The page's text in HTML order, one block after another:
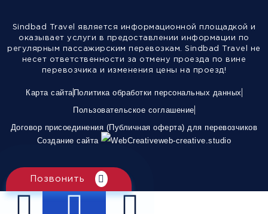
Sindbad Travel является информационной площадкой и
оказывает услуги в предоставлении информации по
регулярным пассажирским перевозкам. Sindbad Travel не
несет ответственности за отмену проезда по вине
перевозчика и изменения цены на проезд!
Карта сайта Политика обработки персональных данных
Пользовательское соглашение
Договор присоединения (Публичная оферта) для перевозчиков
Создание сайта
web-creative.studio
Позвонить